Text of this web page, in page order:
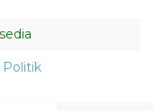
Politik